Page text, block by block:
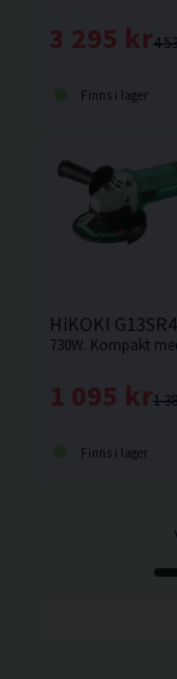
4
3 295 kr
Finns i lager
HiKOKI
1
1 095 kr
Finns i lager